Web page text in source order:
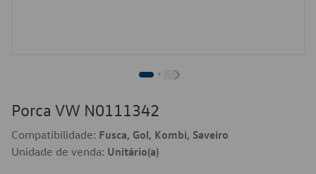
Porca VW N0111342
Compatibilidade: Fusca, Gol, Kombi, Saveiro
Unidade de venda: Unitário(a)